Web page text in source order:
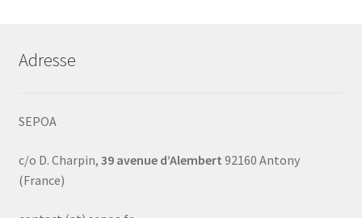
Adresse
SEPOA
c/o D. Charpin, 39 avenue d’Alembert 92160 Antony
(France)